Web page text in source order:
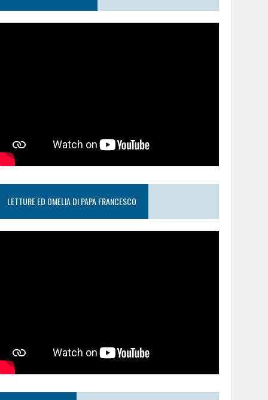
LETTURE ED OMELIA DI PAPA FRANCESCO